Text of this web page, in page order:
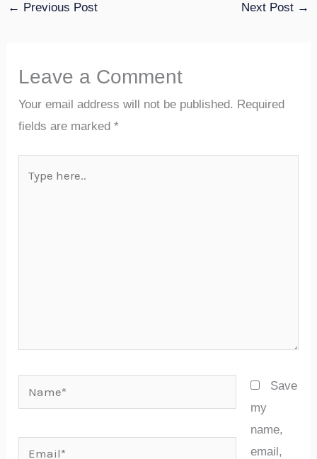
← Previous Post Next Post →
Leave a Comment
Your email address will not be published. Required
fields are marked*
Save
my
name,
email,